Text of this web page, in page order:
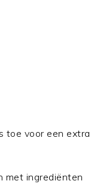
toe voor een extra
met ingrediënten